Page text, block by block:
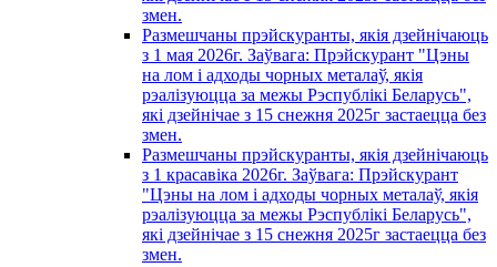
змен.
Размешчаны прэйскуранты, якія дзейнічаюць
з 1 мая 2026г. Заўвага: Прэйскурант "Цэны
на лом і адходы чорных металаў, якія
рэалізуюцца за межы Рэспублікі Беларусь",
які дзейнічае з 15 снежня 2025г застаецца без
змен.
Размешчаны прэйскуранты, якія дзейнічаюць
з 1 красавiка 2026г. Заўвага: Прэйскурант
"Цэны на лом і адходы чорных металаў, якія
рэалізуюцца за межы Рэспублікі Беларусь",
які дзейнічае з 15 снежня 2025г застаецца без
змен.